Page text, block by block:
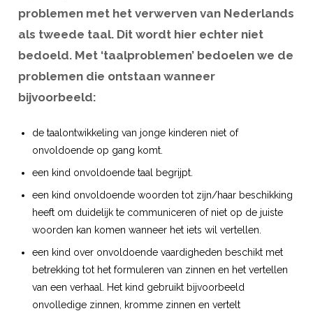
problemen met het verwerven van Nederlands
als tweede taal. Dit wordt hier echter niet
bedoeld. Met ‘taalproblemen’ bedoelen we de
problemen die ontstaan wanneer
bijvoorbeeld:
de taalontwikkeling van jonge kinderen niet of
onvoldoende op gang komt.
een kind onvoldoende taal begrijpt.
een kind onvoldoende woorden tot zijn/haar beschikking
heeft om duidelijk te communiceren of niet op de juiste
woorden kan komen wanneer het iets wil vertellen.
een kind over onvoldoende vaardigheden beschikt met
betrekking tot het formuleren van zinnen en het vertellen
van een verhaal. Het kind gebruikt bijvoorbeeld
onvolledige zinnen, kromme zinnen en vertelt